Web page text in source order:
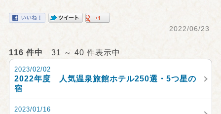
2022/06/23
116 件中 31 ～ 40 件表示中
2023/02/02
2022年度 人気温泉旅館ホテル250選・5つ星の
宿
2023/01/16